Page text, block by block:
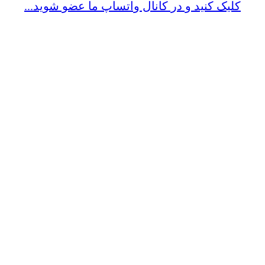
کلیک کنید و در کانال واتساپ ما عضو شوید...